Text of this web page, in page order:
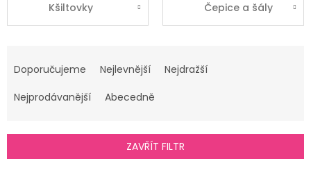
Kšiltovky Čepice a šály
a
e
í
r
Doporučujeme Nejlevnější
Nejdražší
Nejprodávanější
Abecedně
ZAVŘÍT FILTR